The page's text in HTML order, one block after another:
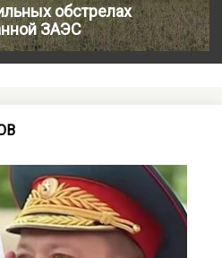
обстрелах
ЗАЭС